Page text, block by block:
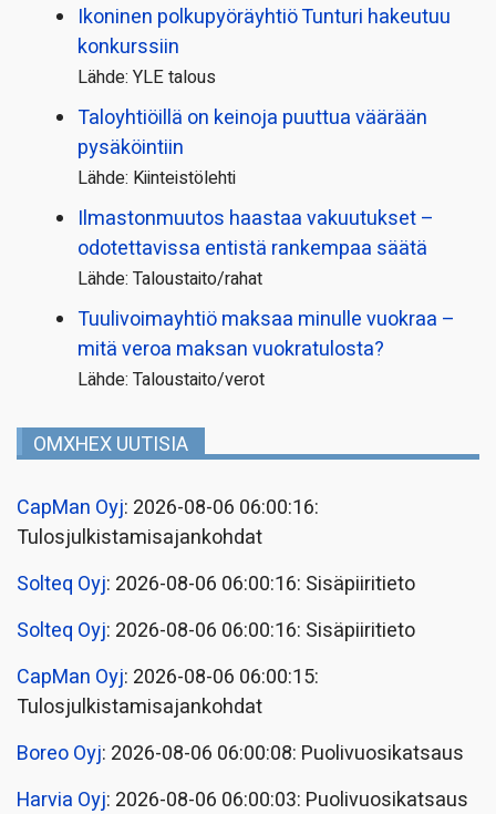
Ikoninen polkupyörä­yhtiö Tunturi hakeutuu
konkurssiin
Lähde: YLE talous
Taloyhtiöillä on keinoja puuttua väärään
pysäköintiin
Lähde: Kiinteistölehti
Ilmastonmuutos haastaa vakuutukset –
odotettavissa entistä rankempaa säätä
Lähde: Taloustaito/rahat
Tuulivoimayhtiö maksaa minulle vuokraa –
mitä veroa maksan vuokratulosta?
Lähde: Taloustaito/verot
OMXHEX UUTISIA
CapMan Oyj: 2026-08-06 06:00:16:
Tulosjulkistamisajankohdat
Solteq Oyj: 2026-08-06 06:00:16: Sisäpiiritieto
Solteq Oyj: 2026-08-06 06:00:16: Sisäpiiritieto
CapMan Oyj: 2026-08-06 06:00:15:
Tulosjulkistamisajankohdat
Boreo Oyj: 2026-08-06 06:00:08: Puolivuosikatsaus
Harvia Oyj: 2026-08-06 06:00:03: Puolivuosikatsaus